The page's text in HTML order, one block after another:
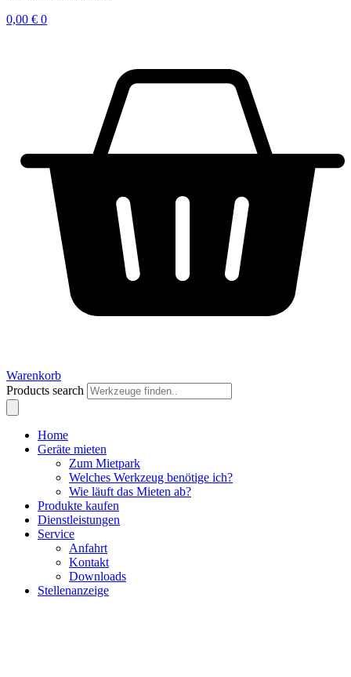
0,00 € 0
Warenkorb
Products search
Home
Geräte mieten
Zum Mietpark
Welches Werkzeug benötige ich?
Wie läuft das Mieten ab?
Produkte kaufen
Dienstleistungen
Service
Anfahrt
Kontakt
Downloads
Stellenanzeige